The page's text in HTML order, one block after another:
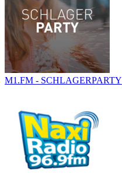
M1.FM - SCHLAGERPARTY